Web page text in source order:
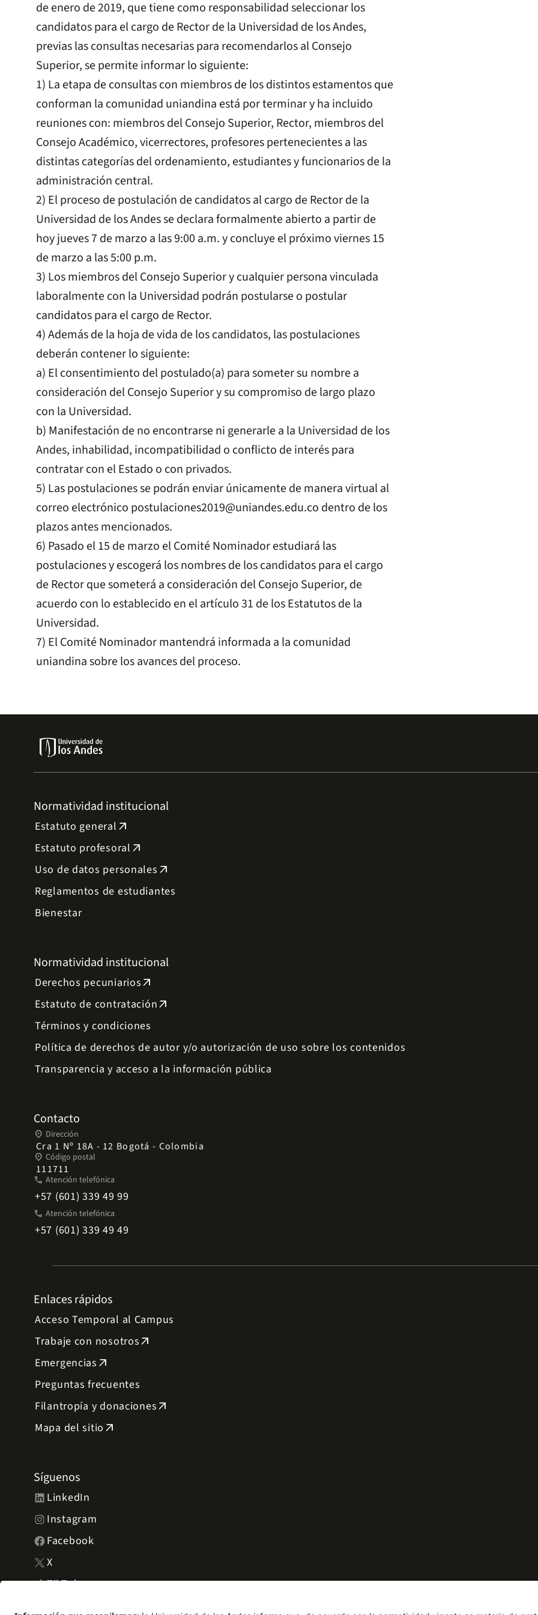
de enero de 2019, que tiene como responsabilidad seleccionar los
candidatos para el cargo de Rector de la Universidad de los Andes,
previas las consultas necesarias para recomendarlos al Consejo
Superior, se permite informar lo siguiente:
1) La etapa de consultas con miembros de los distintos estamentos que
conforman la comunidad uniandina está por terminar y ha incluido
reuniones con: miembros del Consejo Superior, Rector, miembros del
Consejo Académico, vicerrectores, profesores pertenecientes a las
distintas categorías del ordenamiento, estudiantes y funcionarios de la
administración central.
2) El proceso de postulación de candidatos al cargo de Rector de la
Universidad de los Andes se declara formalmente abierto a partir de
hoy jueves 7 de marzo a las 9:00 a.m. y concluye el próximo viernes 15
de marzo a las 5:00 p.m.
3) Los miembros del Consejo Superior y cualquier persona vinculada
laboralmente con la Universidad podrán postularse o postular
candidatos para el cargo de Rector.
4) Además de la hoja de vida de los candidatos, las postulaciones
deberán contener lo siguiente:
a) El consentimiento del postulado(a) para someter su nombre a
consideración del Consejo Superior y su compromiso de largo plazo
con la Universidad.
b) Manifestación de no encontrarse ni generarle a la Universidad de los
Andes, inhabilidad, incompatibilidad o conflicto de interés para
contratar con el Estado o con privados.
5) Las postulaciones se podrán enviar únicamente de manera virtual al
correo electrónico postulaciones2019@uniandes.edu.co dentro de los
plazos antes mencionados.
6) Pasado el 15 de marzo el Comité Nominador estudiará las
postulaciones y escogerá los nombres de los candidatos para el cargo
de Rector que someterá a consideración del Consejo Superior, de
acuerdo con lo establecido en el artículo 31 de los Estatutos de la
Universidad.
7) El Comité Nominador mantendrá informada a la comunidad
uniandina sobre los avances del proceso.
Normatividad institucional
Estatuto general arrow_outward
Estatuto profesoral arrow_outward
Uso de datos personales arrow_outward
Reglamentos de estudiantes
Bienestar
Normatividad institucional
Derechos pecuniariosarrow_outward
Estatuto de contrataciónarrow_outward
Términos y condiciones
Política de derechos de autor y/o autorización de uso sobre los contenidos
Transparencia y acceso a la información pública
Contacto
place Dirección
Cra 1 Nº 18A - 12 Bogotá - Colombia
place Código postal
111711
phone Atención telefónica
+57 (601) 339 49 99
phone Atención telefónica
+57 (601) 339 49 49
Enlaces rápidos
Acceso Temporal al Campus
Trabaje con nosotrosarrow_outward
Emergencias arrow_outward
Preguntas frecuentes
Filantropía y donacionesarrow_outward
Mapa del sitio arrow_outward
Síguenos
LinkedIn
Instagram
Facebook
X
TikTok